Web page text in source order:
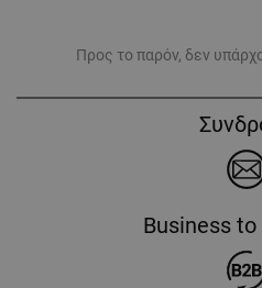
Προς το παρόν, δεν
Business